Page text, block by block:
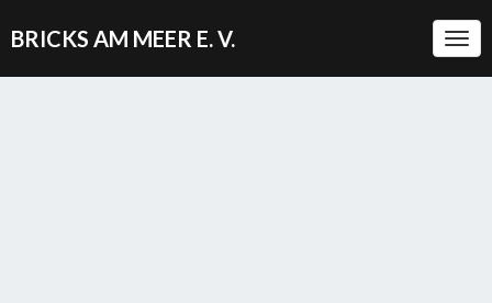
BRICKS AM MEER E. V.